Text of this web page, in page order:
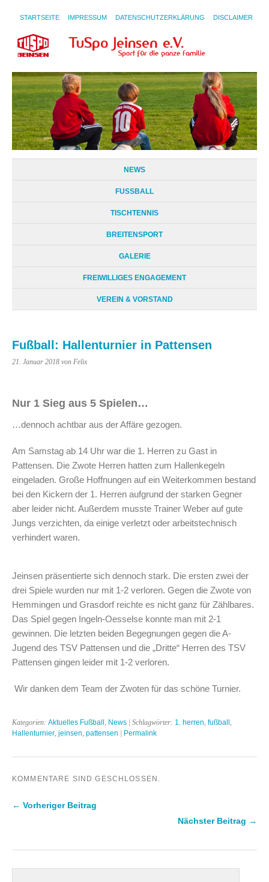
STARTSEITE IMPRESSUM DATENSCHUTZERKLÄRUNG DISCLAIMER
NEWS
FUSSBALL
TISCHTENNIS
BREITENSPORT
GALERIE
FREIWILLIGES ENGAGEMENT
VEREIN & VORSTAND
Fußball: Hallenturnier in Pattensen
21. Januar 2018 von Felix
Nur 1 Sieg aus 5 Spielen…
…dennoch achtbar aus der Affäre gezogen.
Am Samstag ab 14 Uhr war die 1. Herren zu Gast in
Pattensen. Die Zwote Herren hatten zum Hallenkegeln
eingeladen. Große Hoffnungen auf ein Weiterkommen bestand
bei den Kickern der 1. Herren aufgrund der starken Gegner
aber leider nicht. Außerdem musste Trainer Weber auf gute
Jungs verzichten, da einige verletzt oder arbeitstechnisch
verhindert waren.
Jeinsen präsentierte sich dennoch stark. Die ersten zwei der
drei Spiele wurden nur mit 1-2 verloren. Gegen die Zwote von
Hemmingen und Grasdorf reichte es nicht ganz für Zählbares.
Das Spiel gegen Ingeln-Oesselse konnte man mit 2-1
gewinnen. Die letzten beiden Begegnungen gegen die A-
Jugend des TSV Pattensen und die „Dritte“ Herren des TSV
Pattensen gingen leider mit 1-2 verloren.
Wir danken dem Team der Zwoten für das schöne Turnier.
Kategorien: Aktuelles Fußball News | Schlagwörter: 1. herren fußball
Hallenturnier jeinsen pattensen | Permalink
KOMMENTARE SIND GESCHLOSSEN.
← Vorheriger Beitrag
Nächster Beitrag →